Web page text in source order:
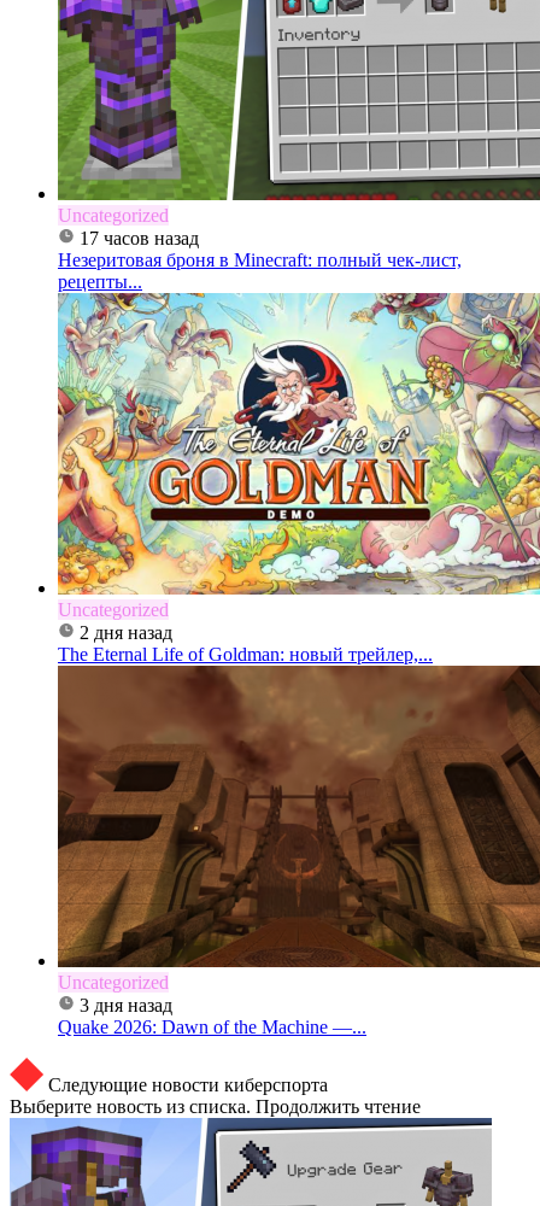
Uncategorized
17 часов назад
Незеритовая броня в Minecraft: полный чек-лист,
рецепты...
Uncategorized
2 дня назад
The Eternal Life of Goldman: новый трейлер,...
Uncategorized
3 дня назад
Quake 2026: Dawn of the Machine —...
Следующие новости киберспорта
Выберите новость из списка. Продолжить чтение